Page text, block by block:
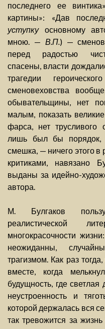
последнего ее
картины»: «Дав
уступкуосновному
мною. — В.П.) —
перед радостью
спасены, власти
трагедии
сменовеховства
обывательщины, нет
малым, показать
фарса, нет трусливого
лишь был бы порядок,
смешка, — ничего этого в
критиками, навязано
выданы за идейно-
автора.
М. Булгаков
реалистической
многокрасочности
неожиданны,
трагизмом. Как раз
вместе, когда
будущность, где
неустроенность и
которой держалась вся
так тревожится за